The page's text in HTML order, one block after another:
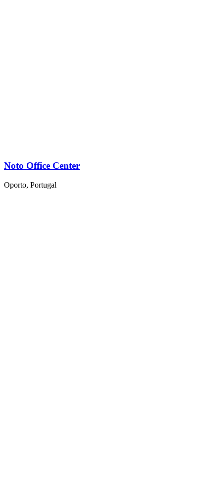
Noto Office Center
Oporto, Portugal